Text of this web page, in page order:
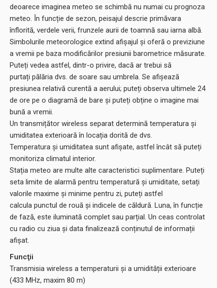
deoarece imaginea meteo se schimbă nu numai cu prognoza
meteo. În funcție de sezon, peisajul descrie primăvara
înflorită, verdele verii, frunzele aurii de toamnă sau iarna albă.
Simbolurile meteorologice extind afișajul și oferă o previziune
a vremii pe baza modificărilor presiunii barometrice măsurate.
Puteți vedea astfel, dintr-o privire, dacă ar trebui să
purtați pălăria dvs. de soare sau umbrela. Se afișează
presiunea relativă curentă a aerului; puteți observa ultimele 24
de ore pe o diagramă de bare și puteți obține o imagine mai
bună a vremii.
Un transmițător wireless separat determină temperatura și
umiditatea exterioară în locația dorită de dvs.
Temperatura și umiditatea sunt afișate, astfel încât să puteți
monitoriza climatul interior.
Stația meteo are multe alte caracteristici suplimentare. Puteți
seta limite de alarmă pentru temperatură și umiditate, setați
valorile maxime și minime pentru zi, puteți astfel
calcula punctul de rouă și indicele de căldură. Luna, în funcție
de fază, este iluminată complet sau parțial. Un ceas controlat
cu radio cu ziua și data finalizează conținutul de informații
afișat.
Funcţii
Transmisia wireless a temperaturii și a umidității exterioare
(433 MHz, maxim 80 m)